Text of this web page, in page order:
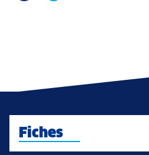
Fiches